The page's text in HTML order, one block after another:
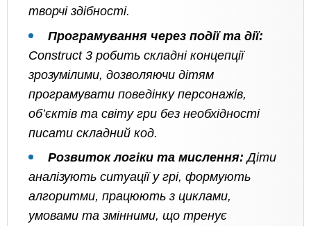
творчі здібності.
Програмування через події та дії:
Construct 3 робить складні концепції
зрозумілими, дозволяючи дітям
програмувати поведінку персонажів,
об’єктів та світу гри без необхідності
писати складний код.
Розвиток логіки та мислення:Діти
аналізують ситуації у грі, формують
алгоритми, працюють з циклами,
умовами та змінними, що тренує